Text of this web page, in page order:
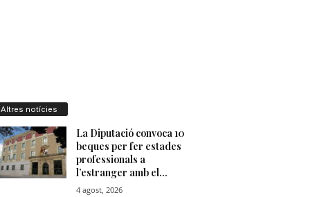
Altres notícies